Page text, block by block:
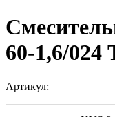
60-1,6/024
Артикул: